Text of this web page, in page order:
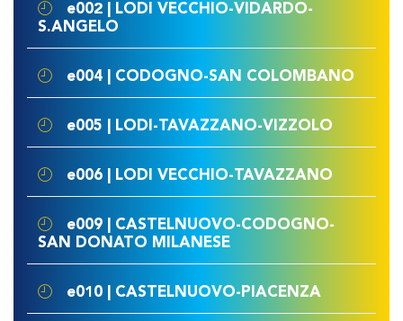
e002 | LODI VECCHIO-VIDARDO-
S.ANGELO
e004 | CODOGNO-SAN COLOMBANO
e005 | LODI-TAVAZZANO-VIZZOLO
e006 | LODI VECCHIO-TAVAZZANO
e009 | CASTELNUOVO-CODOGNO-
SAN DONATO MILANESE
e010 | CASTELNUOVO-PIACENZA